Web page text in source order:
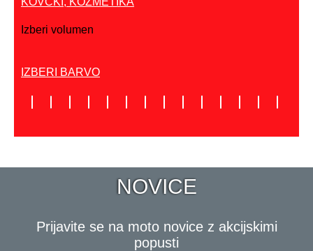
Izberi volumen
IZBERI BARVO
NOVICE
Prijavite se na moto novice z akcijskimi
popusti